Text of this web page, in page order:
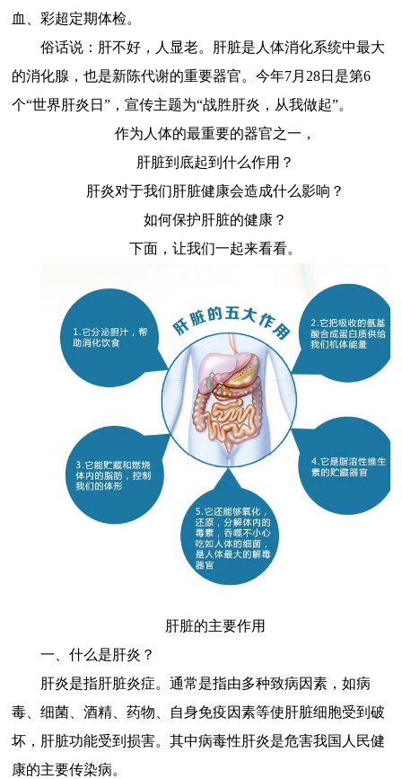
血、彩超定期体检。
俗话说：肝不好，人显老。肝脏是人体消化系统中最大
的消化腺，也是新陈代谢的重要器官。今年7月28日是第6
个“世界肝炎日”，宣传主题为“战胜肝炎，从我做起”。
作为人体的最重要的器官之一，
肝脏到底起到什么作用？
肝炎对于我们肝脏健康会造成什么影响？
如何保护肝脏的健康？
下面，让我们一起来看看。
肝脏的主要作用
一、什么是肝炎？
肝炎是指肝脏炎症。通常是指由多种致病因素，如病
毒、细菌、酒精、药物、自身免疫因素等使肝脏细胞受到破
坏，肝脏功能受到损害。其中病毒性肝炎是危害我国人民健
康的主要传染病。